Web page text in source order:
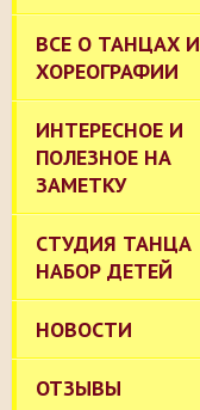
ВСЕ О ТАНЦАХ И
ХОРЕОГРАФИИ
ИНТЕРЕСНОЕ И
ПОЛЕЗНОЕ НА
ЗАМЕТКУ
СТУДИЯ ТАНЦА
НАБОР ДЕТЕЙ
НОВОСТИ
ОТЗЫВЫ